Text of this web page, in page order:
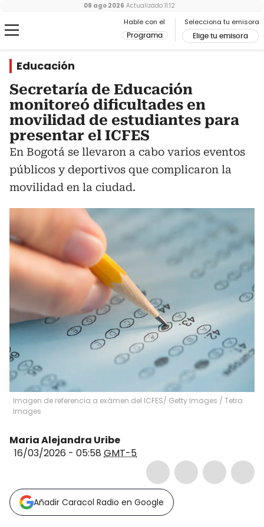
Hable con el
Programa
Selecciona tu emisora
Elige tu emisora
08 ago 2026 Actualizado 11:12
Educación
Secretaría de Educación
monitoreó dificultades en
movilidad de estudiantes para
presentar el ICFES
En Bogotá se llevaron a cabo varios eventos
públicos y deportivos que complicaron la
movilidad en la ciudad.
Imagen de referencia a exámen del ICFES/ Getty Images / Tetra
Images
Maria Alejandra Uribe
16/03/2026 - 05:58 GMT-5
Añadir Caracol Radio en Google